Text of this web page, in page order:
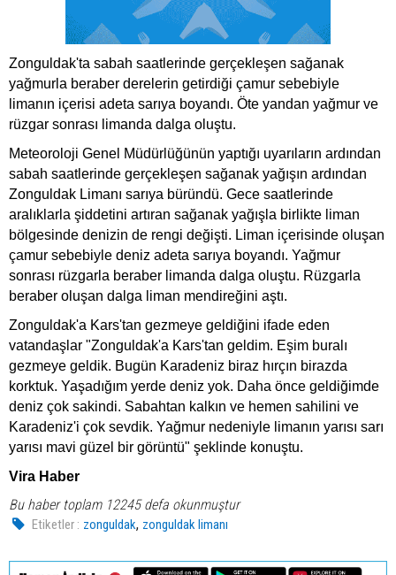
Zonguldak'ta sabah saatlerinde gerçekleşen sağanak
yağmurla beraber derelerin getirdiği çamur sebebiyle
limanın içerisi adeta sarıya boyandı. Öte yandan yağmur ve
rüzgar sonrası limanda dalga oluştu.
Meteoroloji Genel Müdürlüğünün yaptığı uyarıların ardından
sabah saatlerinde gerçekleşen sağanak yağışın ardından
Zonguldak Limanı sarıya büründü. Gece saatlerinde
aralıklarla şiddetini artıran sağanak yağışla birlikte liman
bölgesinde denizin de rengi değişti. Liman içerisinde oluşan
çamur sebebiyle deniz adeta sarıya boyandı. Yağmur
sonrası rüzgarla beraber limanda dalga oluştu. Rüzgarla
beraber oluşan dalga liman mendireğini aştı.
Zonguldak'a Kars'tan gezmeye geldiğini ifade eden
vatandaşlar "Zonguldak'a Kars'tan geldim. Eşim buralı
gezmeye geldik. Bugün Karadeniz biraz hırçın birazda
korktuk. Yaşadığım yerde deniz yok. Daha önce geldiğimde
deniz çok sakindi. Sabahtan kalkın ve hemen sahilini ve
Karadeniz'i çok sevdik. Yağmur nedeniyle limanın yarısı sarı
yarısı mavi güzel bir görüntü" şeklinde konuştu.
Vira Haber
Bu haber toplam 12245 defa okunmuştur
Etiketler : zonguldak, zonguldak limanı